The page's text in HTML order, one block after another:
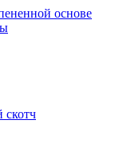
основе